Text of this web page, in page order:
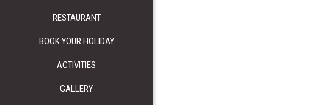
RESTAURANT
BOOK YOUR HOLIDAY
ACTIVITIES
GALLERY